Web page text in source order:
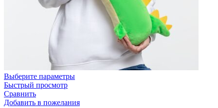
Выберите параметры
Быстрый просмотр
Сравнить
Добавить в пожелания